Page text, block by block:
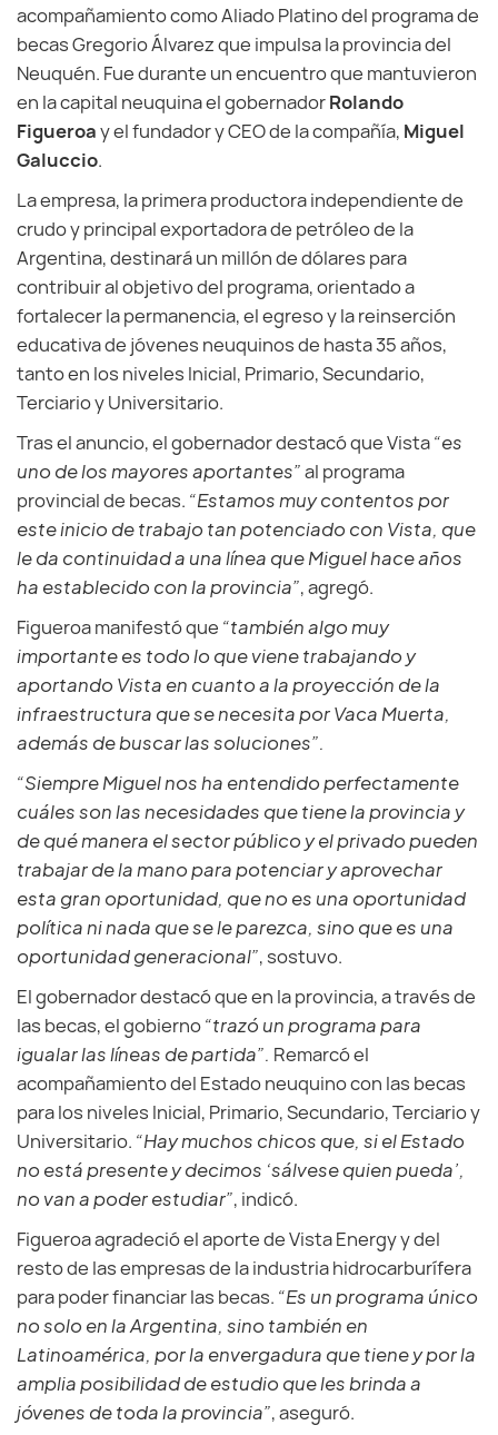
acompañamiento como Aliado Platino del programa de
becas Gregorio Álvarez que impulsa la provincia del
Neuquén. Fue durante un encuentro que mantuvieron
en la capital neuquina el gobernadorRolando
Figueroay el fundador y CEO de la compañía, Miguel
Galuccio.
La empresa, la primera productora independiente de
crudo y principal exportadora de petróleo de la
Argentina, destinará un millón de dólares para
contribuir al objetivo del programa, orientado a
fortalecer la permanencia, el egreso y la reinserción
educativa de jóvenes neuquinos de hasta 35 años,
tanto en los niveles Inicial, Primario, Secundario,
Terciario y Universitario.
Tras el anuncio, el gobernador destacó que Vista“es
uno de los mayores aportantes”al programa
provincial de becas. “Estamos muy contentos por
este inicio de trabajo tan potenciado con Vista, que
le da continuidad a una línea que Miguel hace años
ha establecido con la provincia”, agregó.
Figueroa manifestó que “también algo muy
importante es todo lo que viene trabajando y
aportando Vista en cuanto a la proyección de la
infraestructura que se necesita por Vaca Muerta,
además de buscar las soluciones”.
“Siempre Miguel nos ha entendido perfectamente
cuáles son las necesidades que tiene la provincia y
de qué manera el sector público y el privado pueden
trabajar de la mano para potenciar y aprovechar
esta gran oportunidad, que no es una oportunidad
política ni nada que se le parezca, sino que es una
oportunidad generacional”, sostuvo.
El gobernador destacó que en la provincia, a través de
las becas, el gobierno“trazó un programa para
igualar las líneas de partida”. Remarcó el
acompañamiento del Estado neuquino con las becas
para los niveles Inicial, Primario, Secundario, Terciario y
Universitario. “Hay muchos chicos que, si el Estado
no está presente y decimos ‘sálvese quien pueda’,
no van a poder estudiar”, indicó.
Figueroa agradeció el aporte de Vista Energy y del
resto de las empresas de la industria hidrocarburífera
para poder financiar las becas. “Es un programa único
no solo en la Argentina, sino también en
Latinoamérica, por la envergadura que tiene y por la
amplia posibilidad de estudio que les brinda a
jóvenes de toda la provincia”, aseguró.